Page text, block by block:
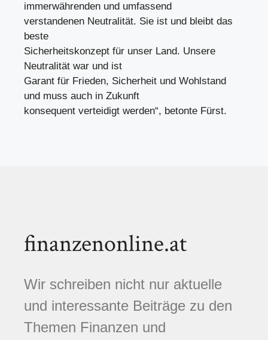
immerwährenden und umfassend
verstandenen Neutralität. Sie ist und bleibt das
beste
Sicherheitskonzept für unser Land. Unsere
Neutralität war und ist
Garant für Frieden, Sicherheit und Wohlstand
und muss auch in Zukunft
konsequent verteidigt werden“, betonte Fürst.
finanzenonline.at
Wir schreiben nicht nur aktuelle
und interessante Beiträge zu den
Themen Finanzen und